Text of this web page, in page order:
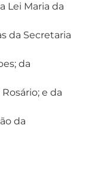
Lei Maria da
da Secretaria
da
e da
da